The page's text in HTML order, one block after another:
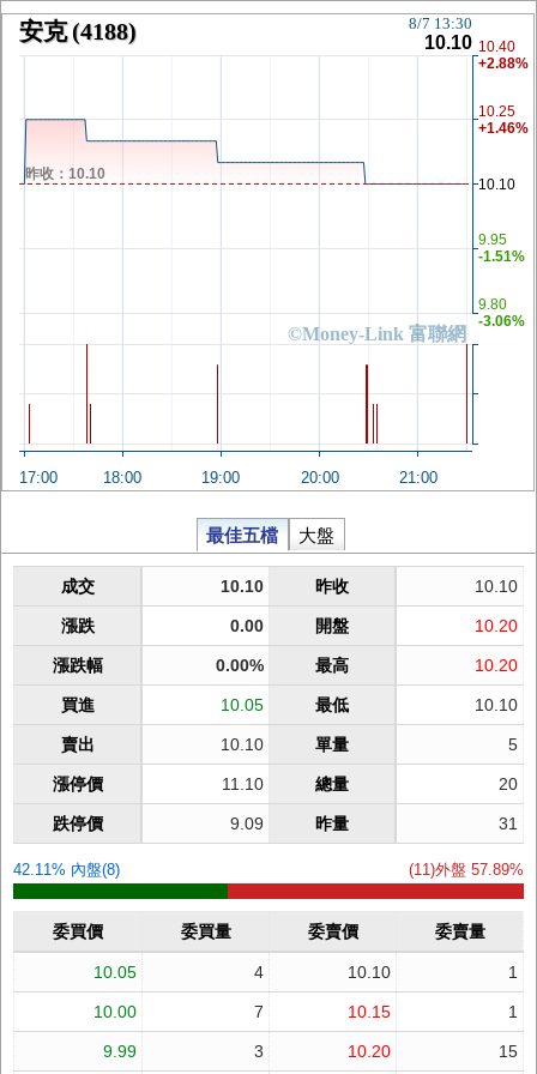
安克(4188)
©Money-Link 富聯網
8/7 13:30
10.10
昨收：10.10
17:00 18:00 19:00 20:00 21:00
9.80
-3.06%
9.95
-1.51%
10.10
10.25
+1.46%
10.40
+2.88%
最佳五檔 大盤
成交 10.10 昨收 10.10
漲跌 0.00 開盤 10.20
漲跌幅 0.00% 最高 10.20
買進 10.05 最低 10.10
賣出 10.10 單量 5
漲停價 11.10 總量 20
跌停價 9.09 昨量 31
42.11% 內盤(8) (11)外盤 57.89%
委買價 委買量 委賣價 委賣量
10.05 4 10.10 1
10.00 7 10.15 1
9.99 3 10.20 15